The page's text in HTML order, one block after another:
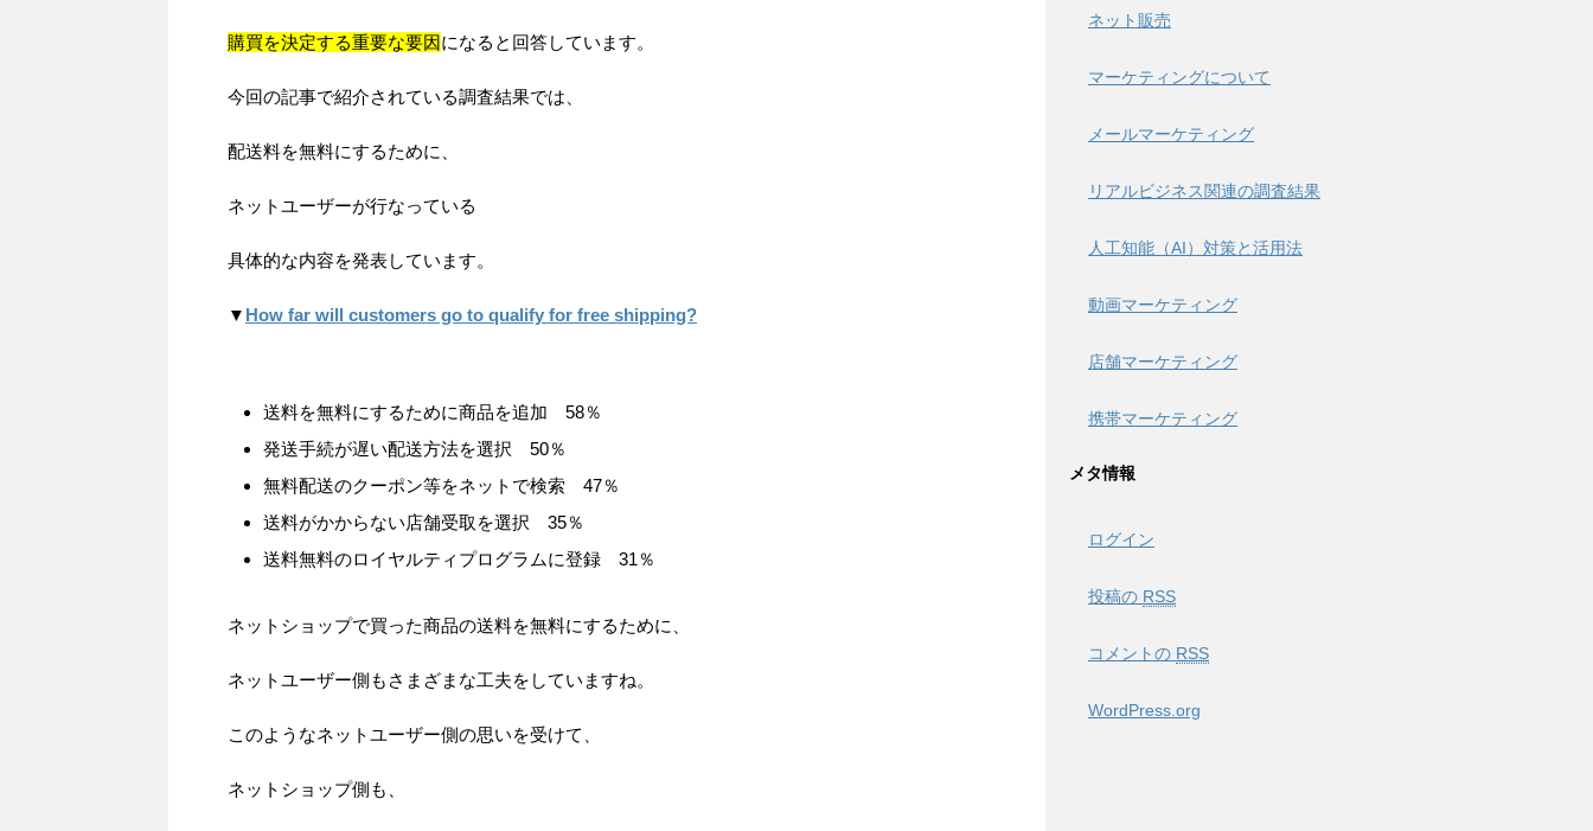
購買を決定する重要な要因になると回答しています。
今回の記事で紹介されている調査結果では、
配送料を無料にするために、
ネットユーザーが行なっている
具体的な内容を発表しています。
▼ How far will customers go to qualify for free shipping?
送料を無料にするために商品を追加 58％
発送手続が遅い配送方法を選択 50％
無料配送のクーポン等をネットで検索 47％
送料がかからない店舗受取を選択 35％
送料無料のロイヤルティプログラムに登録 31％
ネットショップで買った商品の送料を無料にするために、
ネットユーザー側もさまざまな工夫をしていますね。
このようなネットユーザー側の思いを受けて、
ネットショップ側も、
ネット販売
マーケティングについて
メールマーケティング
リアルビジネス関連の調査結果
人工知能（AI）対策と活用法
動画マーケティング
店舗マーケティング
携帯マーケティング
メタ情報
ログイン
投稿の RSS
コメントの RSS
WordPress.org